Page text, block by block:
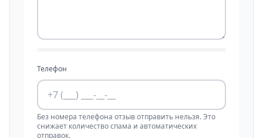
Телефон
Без номера телефона отзыв отправить нельзя. Это
снижает количество спама и автоматических
отправок.